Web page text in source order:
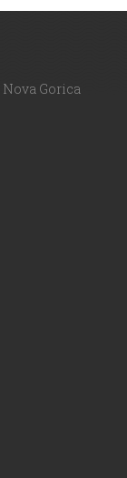
Gorica